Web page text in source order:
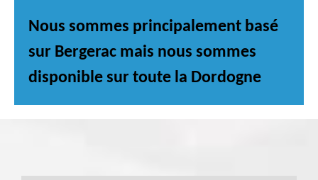
Nous sommes principalement basé
sur Bergerac mais nous sommes
disponible sur toute la Dordogne